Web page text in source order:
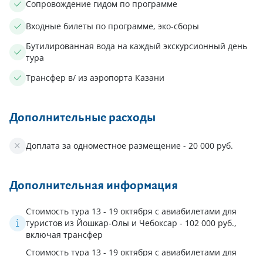
Сопровождение гидом по программе
Входные билеты по программе, эко-сборы
Бутилированная вода на каждый экскурсионный день
тура
Трансфер в/ из аэропорта Казани
Дополнительные расходы
Доплата за одноместное размещение - 20 000 руб.
Дополнительная информация
Стоимость тура 13 - 19 октября с авиабилетами для
туристов из Йошкар-Олы и Чебоксар - 102 000 руб.,
включая трансфер
Стоимость тура 13 - 19 октября с авиабилетами для